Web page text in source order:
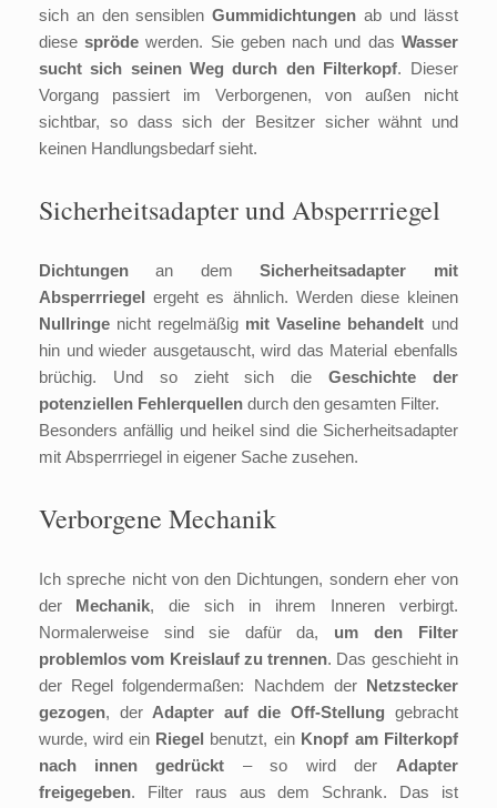
sich an den sensiblen Gummidichtungen ab und lässt
diese spröde werden. Sie geben nach und das Wasser
sucht sich seinen Weg durch den Filterkopf. Dieser
Vorgang passiert im Verborgenen, von außen nicht
sichtbar, so dass sich der Besitzer sicher wähnt und
keinen Handlungsbedarf sieht.
Sicherheitsadapter und Absperrriegel
Dichtungen an dem Sicherheitsadapter mit
Absperrriegel ergeht es ähnlich. Werden diese kleinen
Nullringe nicht regelmäßig mit Vaseline behandelt und
hin und wieder ausgetauscht, wird das Material ebenfalls
brüchig. Und so zieht sich die Geschichte der
potenziellen Fehlerquellen durch den gesamten Filter.
Besonders anfällig und heikel sind die Sicherheitsadapter
mit Absperrriegel in eigener Sache zusehen.
Verborgene Mechanik
Ich spreche nicht von den Dichtungen, sondern eher von
der Mechanik, die sich in ihrem Inneren verbirgt.
Normalerweise sind sie dafür da, um den Filter
problemlos vom Kreislauf zu trennen. Das geschieht in
der Regel folgendermaßen: Nachdem der Netzstecker
gezogen, der Adapter auf die Off-Stellung gebracht
wurde, wird ein Riegel benutzt, ein Knopf am Filterkopf
nach innen gedrückt – so wird der Adapter
freigegeben. Filter raus aus dem Schrank. Das ist